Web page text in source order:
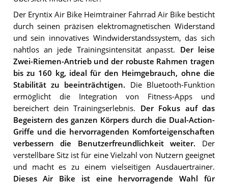
Der Eryntix Air Bike Heimtrainer Fahrrad Air Bike besticht
durch seinen präzisen elektromagnetischen Widerstand
und sein innovatives Windwiderstandssystem, das sich
nahtlos an jede Trainingsintensität anpasst. Der leise
Zwei-Riemen-Antrieb und der robuste Rahmen tragen
bis zu 160 kg, ideal für den Heimgebrauch, ohne die
Stabilität zu beeinträchtigen. Die Bluetooth-Funktion
ermöglicht die Integration von Fitness-Apps und
bereichert dein Trainingserlebnis. Der Fokus auf das
Begeistern des ganzen Körpers durch die Dual-Action-
Griffe und die hervorragenden Komforteigenschaften
verbessern die Benutzerfreundlichkeit weiter. Der
verstellbare Sitz ist für eine Vielzahl von Nutzern geeignet
und macht es zu einem vielseitigen Ausdauertrainer.
Dieses Air Bike ist eine hervorragende Wahl für